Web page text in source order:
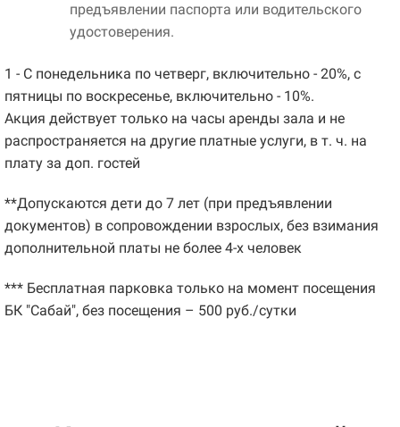
предъявлении паспорта или водительского
удостоверения.
1 - С понедельника по четверг, включительно - 20%, с
пятницы по воскресенье, включительно - 10%.
Акция действует только на часы аренды зала и не
распространяется на другие платные услуги, в т. ч. на
плату за доп. гостей
**Допускаются дети до 7 лет (при предъявлении
документов) в сопровождении взрослых, без взимания
дополнительной платы не более 4-х человек
*** Бесплатная парковка только на момент посещения
БК "Сабай", без посещения – 500 руб./сутки